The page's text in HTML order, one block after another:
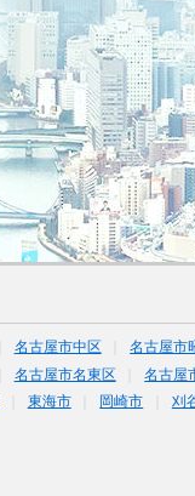
名古屋市中区 名古屋市
名古屋市名東区 名古屋
東海市 岡崎市 刈